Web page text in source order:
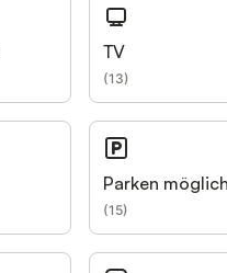
TV
(13)
Parken möglich
(15)